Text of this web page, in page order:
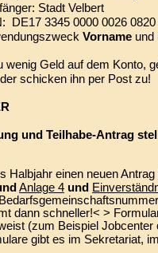
Stadt Velbert
DE17 3345 0000 0026 0820
Vorname und
wenig Geld auf dem Konto,
schicken ihn per Post zu!
und Teilhabe-Antrag
Halbjahr einen neuen Antrag
Anlage 4 und
dann schneller!< >
(zum Beispiel Jobcenter
gibt es im Sekretariat,